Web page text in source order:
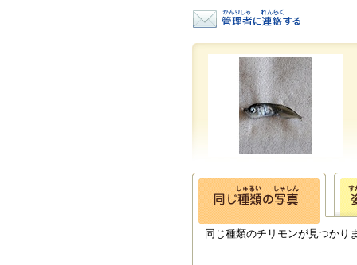
同じ種類のチリモンが見つかり